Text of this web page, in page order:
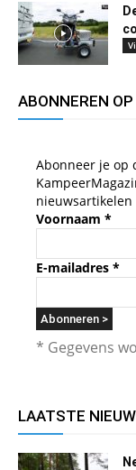
ABONNEREN
Abonneer je op
Voornaam *
E-mailadres *
* Gegevens
LAATSTE